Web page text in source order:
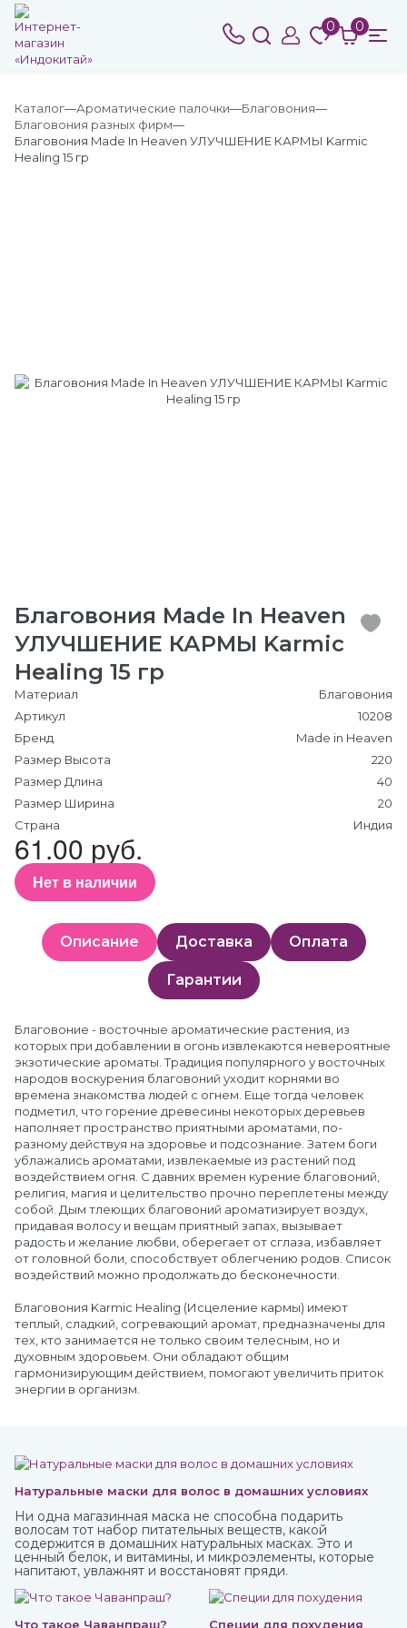
0 0
Каталог Ароматические палочки
Благовония
Благовония разных фирм
Благовония Made In Heaven УЛУЧШЕНИЕ КАРМЫ Karmic
Healing 15 гр
Благовония Made In Heaven
УЛУЧШЕНИЕ КАРМЫ Karmic
Healing 15 гр
Материал
Благовония
Артикул
10208
Бренд
Made in Heaven
Размер Высота
220
Размер Длина
40
Размер Ширина
20
Страна
Индия
61.00 руб.
Нет в наличии
Описание Доставка Оплата
Гарантии
Благовоние - восточные ароматические растения, из
которых при добавлении в огонь извлекаются невероятные
экзотические ароматы. Традиция популярного у восточных
народов воскурения благовоний уходит корнями во
времена знакомства людей с огнем. Еще тогда человек
подметил, что горение древесины некоторых деревьев
наполняет пространство приятными ароматами, по-
разному действуя на здоровье и подсознание. Затем боги
ублажались ароматами, извлекаемые из растений под
воздействием огня. С давних времен курение благовоний,
религия, магия и целительство прочно переплетены между
собой. Дым тлеющих благовоний ароматизирует воздух,
придавая волосу и вещам приятный запах, вызывает
радость и желание любви, оберегает от сглаза, избавляет
от головной боли, способствует облегчению родов. Список
воздействий можно продолжать до бесконечности.
Благовония Karmic Healing (Исцеление кармы) имеют
теплый, сладкий, согревающий аромат, предназначены для
тех, кто занимается не только своим телесным, но и
духовным здоровьем. Они обладают общим
гармонизирующим действием, помогают увеличить приток
энергии в организм.
Натуральные маски для волос в домашних условиях
Ни одна магазинная маска не способна подарить
волосам тот набор питательных веществ, какой
содержится в домашних натуральных масках. Это и
ценный белок, и витамины, и микроэлементы, которые
напитают, увлажнят и восстановят пряди.
Что такое Чаванпраш? Специи для похудения